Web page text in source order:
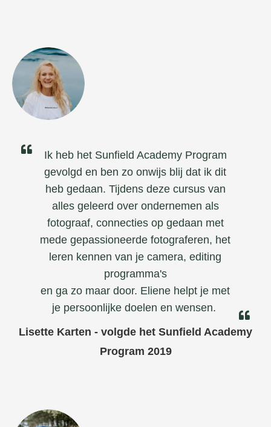
Ik heb het Sunfield Academy Program
gevolgd en ben zo onwijs blij dat ik dit
heb gedaan. Tijdens deze cursus van
alles geleerd over ondernemen als
fotograaf, connecties op gedaan met
mede gepassioneerde fotograferen, het
leren kennen van je camera, editing
programma's
en ga zo maar door. Eliene helpt je met
je persoonlijke doelen en wensen.
Lisette Karten - volgde het Sunfield Academy
Program 2019